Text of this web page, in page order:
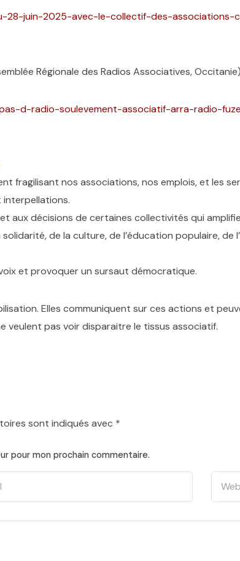
28-juin-2025-avec-le-collectif-des-associations-
Régionale des Radios Associatives,
d-radio-soulevement-associatif-arra-radio-fuze
fragilisant nos associations, nos emplois, et les
interpellations.
aux décisions de certaines collectivités qui
de la culture, de l’éducation populaire, de
et provoquer un sursaut démocratique.
Elles communiquent sur ces actions et
veulent pas voir disparaitre le tissus associatif.
sont indiqués avec *
pour mon prochain commentaire.